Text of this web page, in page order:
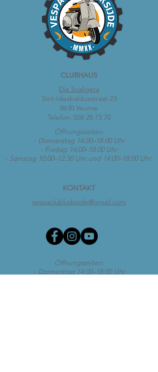
CLUBHAUS
Die Scaligera
Sint-Idesbaldusstraat 23
8630 Veurne
Telefon: 058 28 73 70
Öffnungszeiten:
- Donnerstag 14:00–18:00 Uhr
- Freitag 14:00–18:00 Uhr
- Samstag 10:00–12:30 Uhr und 14:00–18:00 Uhr
KONTAKT
vespaclubkoksijde@gmail.com
Öffnungszeiten:
- Donnerstag 14:00–18:00 Uhr